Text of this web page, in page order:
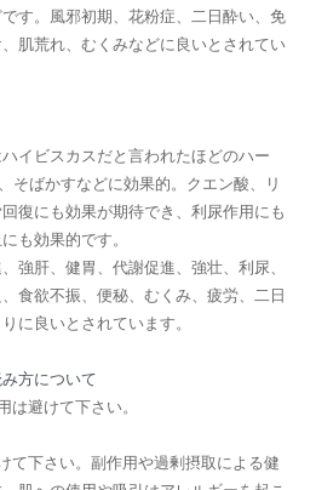
す。風邪初期、花粉症、二日酔い、免
肌荒れ、むくみなどに良いとされてい
イビスカスだと言われたほどのハー
そばかすなどに効果的。クエン酸、リ
復にも効果が期待でき、利尿作用にも
も効果的です。
強肝、健胃、代謝促進、強壮、利尿、
食欲不振、便秘、むくみ、疲労、二日
に良いとされています。
方について
避けて下さい。
て下さい。副作用や過剰摂取による健